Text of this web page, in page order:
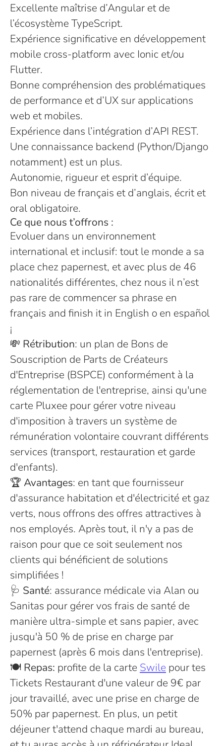
Excellente maîtrise d’Angular et de
l’écosystème TypeScript.
Expérience significative en développement
mobile cross-platform avec Ionic et/ou
Flutter.
Bonne compréhension des problématiques
de performance et d’UX sur applications
web et mobiles.
Expérience dans l’intégration d’API REST.
Une connaissance backend (Python/Django
notamment) est un plus.
Autonomie, rigueur et esprit d’équipe.
Bon niveau de français et d’anglais, écrit et
oral obligatoire.
Ce que nous t’offrons :
Evoluer dans un environnement
international et inclusif: tout le monde a sa
place chez papernest, et avec plus de 46
nationalités différentes, chez nous il n’est
pas rare de commencer sa phrase en
français and finish it in English o en español
¡
💸 Rétribution: un plan de Bons de
Souscription de Parts de Créateurs
d'Entreprise (BSPCE) conformément à la
réglementation de l'entreprise, ainsi qu'une
carte Pluxee pour gérer votre niveau
d'imposition à travers un système de
rémunération volontaire couvrant différents
services (transport, restauration et garde
d'enfants).
🏆 Avantages: en tant que fournisseur
d'assurance habitation et d'électricité et gaz
verts, nous offrons des offres attractives à
nos employés. Après tout, il n'y a pas de
raison pour que ce soit seulement nos
clients qui bénéficient de solutions
simplifiées !
🩺 Santé: assurance médicale via Alan ou
Sanitas pour gérer vos frais de santé de
manière ultra-simple et sans papier, avec
jusqu'à 50 % de prise en charge par
papernest (après 6 mois dans l'entreprise).
🍽️ Repas: profite de la carte Swile pour tes
Tickets Restaurant d'une valeur de 9€ par
jour travaillé, avec une prise en charge de
50% par papernest. En plus, un petit
déjeuner t'attend chaque mardi au bureau,